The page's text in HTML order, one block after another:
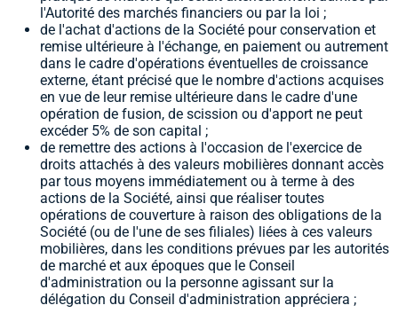
l'Autorité des marchés financiers ou par la loi ;
de l'achat d'actions de la Société pour conservation et
remise ultérieure à l'échange, en paiement ou autrement
dans le cadre d'opérations éventuelles de croissance
externe, étant précisé que le nombre d'actions acquises
en vue de leur remise ultérieure dans le cadre d'une
opération de fusion, de scission ou d'apport ne peut
excéder 5% de son capital ;
de remettre des actions à l'occasion de l'exercice de
droits attachés à des valeurs mobilières donnant accès
par tous moyens immédiatement ou à terme à des
actions de la Société, ainsi que réaliser toutes
opérations de couverture à raison des obligations de la
Société (ou de l'une de ses filiales) liées à ces valeurs
mobilières, dans les conditions prévues par les autorités
de marché et aux époques que le Conseil
d'administration ou la personne agissant sur la
délégation du Conseil d'administration appréciera ;